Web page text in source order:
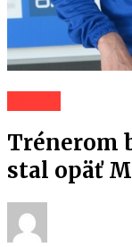
Trénerom
stal opäť